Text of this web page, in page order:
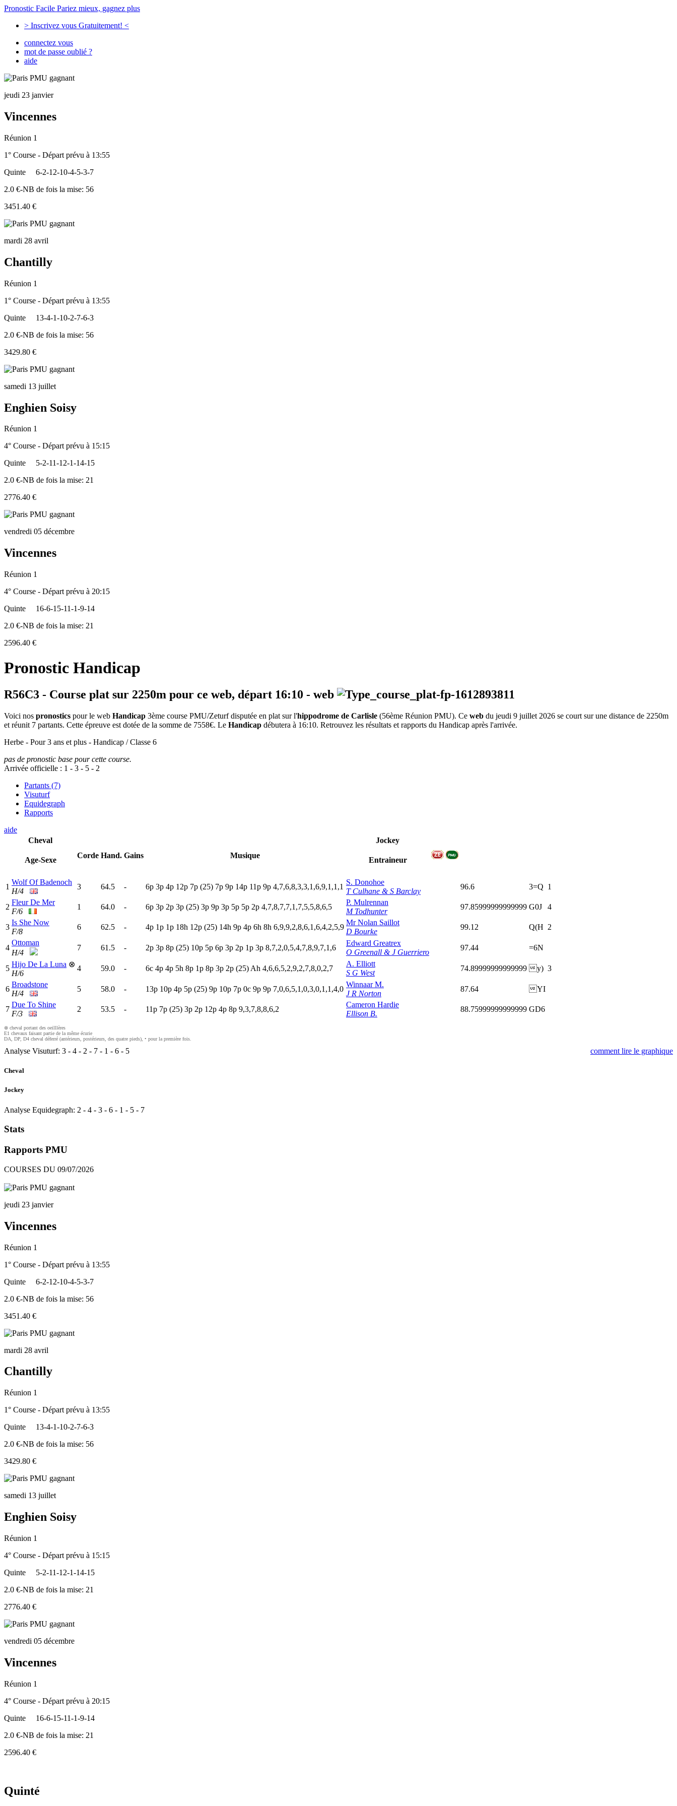
Pronostic Facile Pariez mieux, gagnez plus
> Inscrivez vous Gratuitement! <
connectez vous
mot de passe oublié ?
aide
jeudi 23 janvier
Vincennes
Réunion 1
1° Course - Départ prévu à 13:55
Quinte
6-2-12-10-4-5-3-7
2.0 €-NB de fois la mise: 56
3451.40 €
mardi 28 avril
Chantilly
Réunion 1
1° Course - Départ prévu à 13:55
Quinte
13-4-1-10-2-7-6-3
2.0 €-NB de fois la mise: 56
3429.80 €
samedi 13 juillet
Enghien Soisy
Réunion 1
4° Course - Départ prévu à 15:15
Quinte
5-2-11-12-1-14-15
2.0 €-NB de fois la mise: 21
2776.40 €
vendredi 05 décembre
Vincennes
Réunion 1
4° Course - Départ prévu à 20:15
Quinte
16-6-15-11-1-9-14
2.0 €-NB de fois la mise: 21
2596.40 €
Pronostic Handicap
R56C3 - Course plat sur 2250m pour ce web, départ 16:10 - web
Voici nos pronostics pour le web Handicap 3ème course PMU/Zeturf disputée en plat sur l'hippodrome de Carlisle (56ème Réunion PMU). Ce web du jeudi 9 juillet 2026 se court sur une distance de 2250m
et réunit 7 partants. Cette épreuve est dotée de la somme de 7558€. Le Handicap débutera à 16:10. Retrouvez les résultats et rapports du Handicap après l'arrivée.
Herbe - Pour 3 ans et plus - Handicap / Classe 6
pas de pronostic base pour cette course.
Arrivée officielle : 1 - 3 - 5 - 2
Partants (7)
Visuturf
Equidegraph
Rapports
aide
Cheval
Age-Sexe
Corde Hand. Gains Musique
Jockey
Entraineur
1
Wolf Of Badenoch
H/4
3 64.5 - 6p 3p 4p 12p 7p (25) 7p 9p 14p 11p 9p 4,7,6,8,3,3,1,6,9,1,1,1
S. Donohoe
T Culhane & S Barclay
96.6 3=Q 1
2
Fleur De Mer
F/6
1 64.0 - 6p 3p 2p 3p (25) 3p 9p 3p 5p 5p 2p 4,7,8,7,7,1,7,5,5,8,6,5
P. Mulrennan
M Todhunter
97.85999999999999 G0J 4
3
Is She Now
F/8
6 62.5 - 4p 1p 1p 18h 12p (25) 14h 9p 4p 6h 8h 6,9,9,2,8,6,1,6,4,2,5,9
Mr Nolan Saillot
D Bourke
99.12 Q(H 2
4
Ottoman
H/4
7 61.5 - 2p 3p 8p (25) 10p 5p 6p 3p 2p 1p 3p 8,7,2,0,5,4,7,8,9,7,1,6
Edward Greatrex
O Greenall & J Guerriero
97.44 =6N
5 Hijo De La Luna ⊗
H/6
4 59.0 - 6c 4p 4p 5h 8p 1p 8p 3p 2p (25) Ah 4,6,6,5,2,9,2,7,8,0,2,7
A. Elliott
S G West
74.89999999999999 y) 3
6
Broadstone
H/4
5 58.0 - 13p 10p 4p 5p (25) 9p 10p 7p 0c 9p 9p 7,0,6,5,1,0,3,0,1,1,4,0
Winnaar M.
J R Norton
87.64 YI
7
Due To Shine
F/3
2 53.5 - 11p 7p (25) 3p 2p 12p 4p 8p 9,3,7,8,8,6,2
Cameron Hardie
Ellison B.
88.75999999999999 GD6
⊗ cheval portant des oeilllères
E1 chevaux faisant partie de la même écurie
DA, DP, D4 cheval déferré (antérieurs, postérieurs, des quatre pieds), • pour la première fois.
Analyse Visuturf: 3 - 4 - 2 - 7 - 1 - 6 - 5 comment lire le graphique
Cheval
Jockey
Analyse Equidegraph: 2 - 4 - 3 - 6 - 1 - 5 - 7
Stats
Rapports PMU
COURSES DU 09/07/2026
jeudi 23 janvier
Vincennes
Réunion 1
1° Course - Départ prévu à 13:55
Quinte
6-2-12-10-4-5-3-7
2.0 €-NB de fois la mise: 56
3451.40 €
mardi 28 avril
Chantilly
Réunion 1
1° Course - Départ prévu à 13:55
Quinte
13-4-1-10-2-7-6-3
2.0 €-NB de fois la mise: 56
3429.80 €
samedi 13 juillet
Enghien Soisy
Réunion 1
4° Course - Départ prévu à 15:15
Quinte
5-2-11-12-1-14-15
2.0 €-NB de fois la mise: 21
2776.40 €
vendredi 05 décembre
Vincennes
Réunion 1
4° Course - Départ prévu à 20:15
Quinte
16-6-15-11-1-9-14
2.0 €-NB de fois la mise: 21
2596.40 €
Quinté